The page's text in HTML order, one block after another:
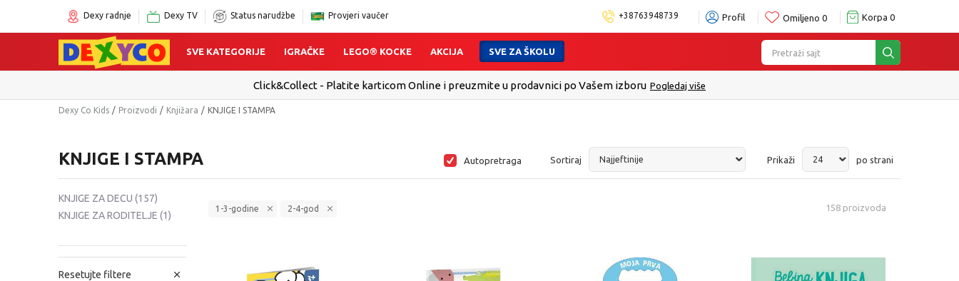
Dexy radnje Dexy TV Status narudžbe Provjeri vaučer +38763948739 Profil Omiljeno 0 Korpa 0
Pretraži sajt
SVE KATEGORIJE IGRAČKE LEGO® KOCKE AKCIJA SVE ZA ŠKOLU
Brza isporuka! Pogledaj više
Dexy Co Kids Proizvodi Knjižara KNJIGE I STAMPA
KNJIGE I STAMPA Autopretraga Sortiraj Prikaži po strani
KNJIGE ZA DECU (157)
KNJIGE ZA RODITELJE (1)
Resetujte filtere
1-3-godine 2-4-god 158proizvoda